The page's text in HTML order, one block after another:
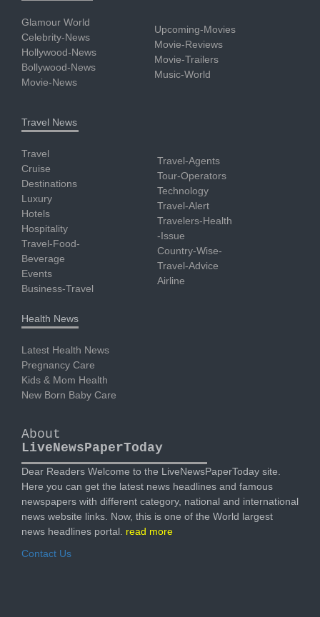
Glamour World
Celebrity-News
Hollywood-News
Bollywood-News
Movie-News
Upcoming-Movies
Movie-Reviews
Movie-Trailers
Music-World
Travel News
Travel
Cruise
Destinations
Luxury
Hotels
Hospitality
Travel-Food-
Beverage
Events
Business-Travel
Travel-Agents
Tour-Operators
Technology
Travel-Alert
Travelers-Health
-Issue
Country-Wise-
Travel-Advice
Airline
Health News
Latest Health News
Pregnancy Care
Kids & Mom Health
New Born Baby Care
About
LiveNewsPaperToday
Dear Readers Welcome to the LiveNewsPaperToday site.
Here you can get the latest news headlines and famous
newspapers with different category, national and international
news website links. Now, this is one of the World largest
news headlines portal. read more
Contact Us